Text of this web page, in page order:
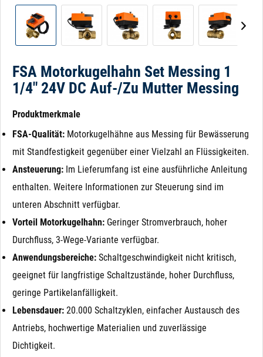
FSA Motorkugelhahn Set Messing 1
1/4" 24V DC Auf-/Zu Mutter Messing
Produktmerkmale
FSA-Qualität: Motorkugelhähne aus Messing für Bewässerung
mit Standfestigkeit gegenüber einer Vielzahl an Flüssigkeiten.
Ansteuerung: Im Lieferumfang ist eine ausführliche Anleitung
enthalten. Weitere Informationen zur Steuerung sind im
unteren Abschnitt verfügbar.
Vorteil Motorkugelhahn: Geringer Stromverbrauch, hoher
Durchfluss, 3-Wege-Variante verfügbar.
Anwendungsbereiche: Schaltgeschwindigkeit nicht kritisch,
geeignet für langfristige Schaltzustände, hoher Durchfluss,
geringe Partikelanfälligkeit.
Lebensdauer: 20.000 Schaltzyklen, einfacher Austausch des
Antriebs, hochwertige Materialien und zuverlässige
Dichtigkeit.